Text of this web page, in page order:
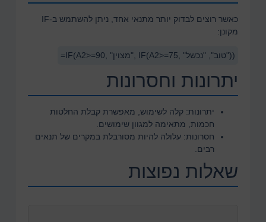
כאשר רוצים לבדוק יותר מתנאי אחד, ניתן להשתמש ב-IF
מקונן:
=IF(A2>=90, "מצוין", IF(A2>=75, "טוב", "נכשל"))
יתרונות וחסרונות
יתרונות: קלה לשימוש, מאפשרת קבלת החלטות
חכמות, מתאימה למגוון שימושים.
חסרונות: עלולה להיות מסורבלת במקרים של תנאים
רבים.
שאלות נפוצות